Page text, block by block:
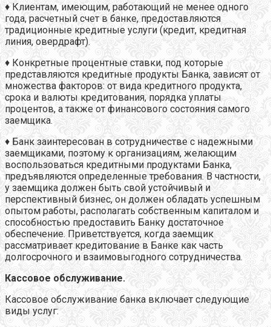
♦ Клиентам, имеющим, работающий не менее одного
года, расчетный счет в банке, предоставляются
традиционные кредитные услуги (кредит, кредитная
линия, овердрафт).
♦ Конкретные процентные ставки, под которые
представляются кредитные продукты Банка, зависят от
множества факторов: от вида кредитного продукта,
срока и валюты кредитования, порядка уплаты
процентов, а также от финансового состояния самого
заемщика.
♦ Банк заинтересован в сотрудничестве с надежными
заемщиками, поэтому к организациям, желающим
воспользоваться кредитными продуктами Банка,
предъявляются определенные требования. В частности,
у заемщика должен быть свой устойчивый и
перспективный бизнес, он должен обладать успешным
опытом работы, располагать собственным капиталом и
способностью предоставить Банку достаточное
обеспечение. Приветствуется, когда заемщик
рассматривает кредитование в Банке как часть
долгосрочного и взаимовыгодного сотрудничества.
Кассовое обслуживание.
Кассовое обслуживание банка включает следующие
виды услуг: